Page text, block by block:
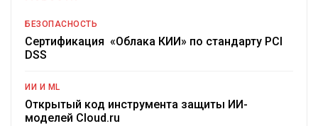
БЕЗОПАСНОСТЬ
Сертификация «Облака КИИ» по стандарту PCI
DSS
ИИ И ML
Открытый код инструмента защиты ИИ-
моделей Cloud.ru